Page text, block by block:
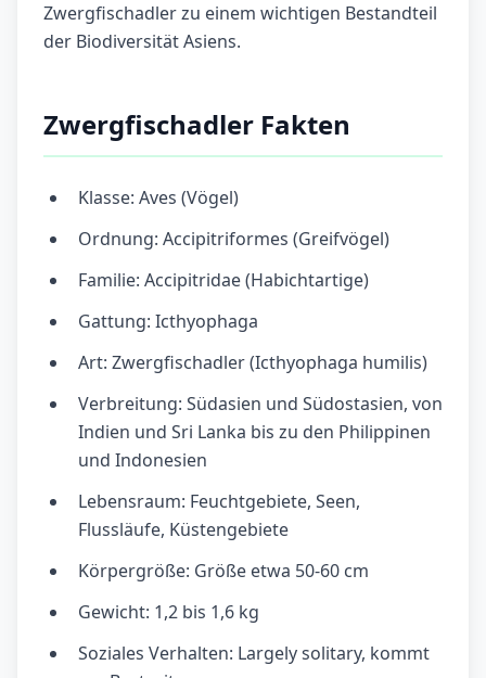
Zwergfischadler zu einem wichtigen Bestandteil
der Biodiversität Asiens.
Zwergfischadler Fakten
Klasse: Aves (Vögel)
Ordnung: Accipitriformes (Greifvögel)
Familie: Accipitridae (Habichtartige)
Gattung: Icthyophaga
Art: Zwergfischadler (Icthyophaga humilis)
Verbreitung: Südasien und Südostasien, von
Indien und Sri Lanka bis zu den Philippinen
und Indonesien
Lebensraum: Feuchtgebiete, Seen,
Flussläufe, Küstengebiete
Körpergröße: Größe etwa 50-60 cm
Gewicht: 1,2 bis 1,6 kg
Soziales Verhalten: Largely solitary, kommt